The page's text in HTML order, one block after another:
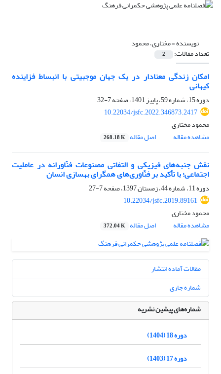
نویسنده =مختاری، محمود
تعداد مقالات: 2
امکان زندگی معنادار در یک جهان موجبیتی با انبساط فزاینده
کیهانی
دوره 15، شماره 59، پاییز 1401، صفحه
7-32
10.22034/jsfc.2022.346873.2417
محمود مختاری
مشاهده مقاله
اصل مقاله 268.18 K
نقش جنبه‌های فیزیکی و التفاتی مصنوعات فنّاورانه در عاملیت
اجتماعی؛ با تأکید بر فنّاوری‌های همگرای بهسازی انسان
دوره 11، شماره 44، زمستان 1397، صفحه
7-27
10.22034/jsfc.2019.89161
محمود مختاری
مشاهده مقاله
اصل مقاله 372.04 K
مقالات آماده انتشار
شماره جاری
شماره‌های پیشین نشریه
دوره 18 (1404)
دوره 17 (1403)